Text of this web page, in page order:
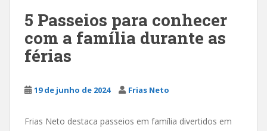
5 Passeios para conhecer
com a família durante as
férias
19 de junho de 2024 Frias Neto
Frias Neto destaca passeios em família divertidos em